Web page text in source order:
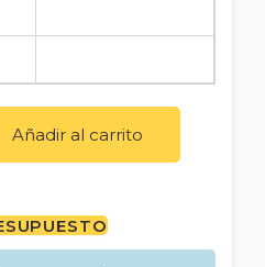
Añadir al carrito